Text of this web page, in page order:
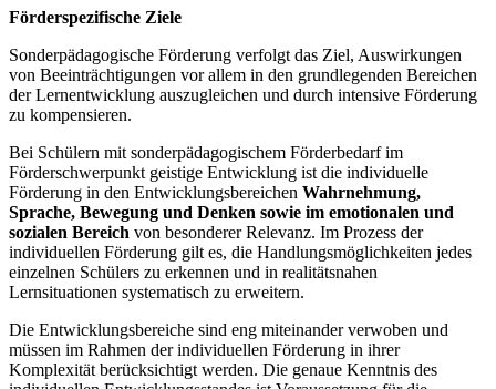
Förderspezifische Ziele
Sonderpädagogische Förderung verfolgt das Ziel, Auswirkungen
von Beeinträchtigungen vor allem in den grundlegenden Bereichen
der Lernentwicklung auszugleichen und durch intensive Förderung
zu kompensieren.
Bei Schülern mit sonderpädagogischem Förderbedarf im
Förderschwerpunkt geistige Entwicklung ist die individuelle
Förderung in den Entwicklungsbereichen Wahrnehmung,
Sprache, Bewegung und Denken sowie im emotionalen und
sozialen Bereich von besonderer Relevanz. Im Prozess der
individuellen Förderung gilt es, die Handlungsmöglichkeiten jedes
einzelnen Schülers zu erkennen und in realitätsnahen
Lernsituationen systematisch zu erweitern.
Die Entwicklungsbereiche sind eng miteinander verwoben und
müssen im Rahmen der individuellen Förderung in ihrer
Komplexität berücksichtigt werden. Die genaue Kenntnis des